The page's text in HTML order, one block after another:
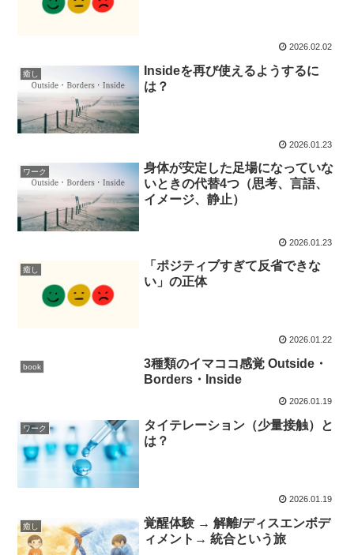
2026.02.02
癒し
Insideを再び使えるようするに
は？
2026.01.23
ワーク
身体が安定した足場になっていな
いときの代替4つ（思考、言語、
イメージ、静止）
2026.01.23
癒し
「ポジティブすぎて反省できな
い」の正体
2026.01.22
book
3種類のイマココ感覚 Outside・
Borders・Inside
2026.01.19
ワーク
タイテレーション（少量接触）と
は？
2026.01.19
癒し
覚醒体験 → 解離/ディスエンボデ
ィメント→ 統合という旅